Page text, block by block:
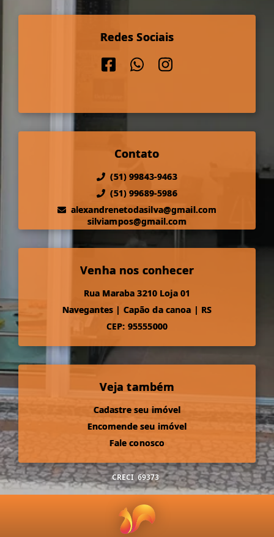
Redes Sociais
Contato
(51) 99843-9463
(51) 99689-5986
alexandrenetodasilva@gmail.com
silviampos@gmail.com
Venha nos conhecer
Rua Maraba 3210 Loja 01
Navegantes | Capão da canoa | RS
CEP: 95555000
Veja também
Cadastre seu imóvel
Encomende seu imóvel
Fale conosco
CRECI 69373